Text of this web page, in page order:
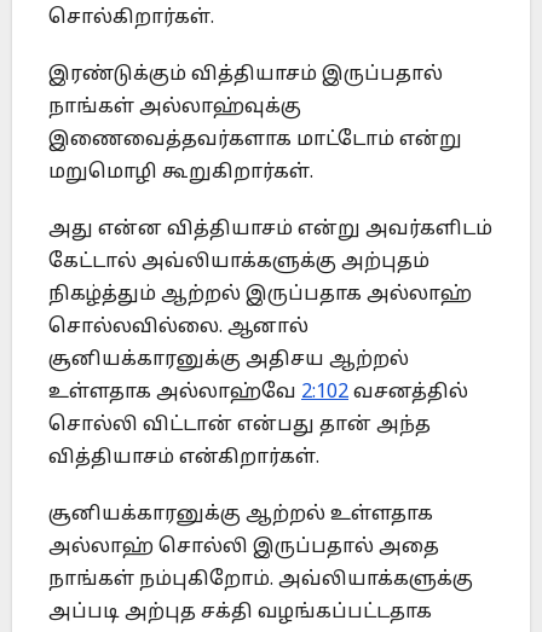
சொல்கிறார்கள்.
இரண்டுக்கும் வித்தியாசம் இருப்பதால்
நாங்கள் அல்லாஹ்வுக்கு
இணைவைத்தவர்களாக மாட்டோம் என்று
மறுமொழி கூறுகிறார்கள்.
அது என்ன வித்தியாசம் என்று அவர்களிடம்
கேட்டால் அவ்லியாக்களுக்கு அற்புதம்
நிகழ்த்தும் ஆற்றல் இருப்பதாக அல்லாஹ்
சொல்லவில்லை. ஆனால்
சூனியக்காரனுக்கு அதிசய ஆற்றல்
உள்ளதாக அல்லாஹ்வே 2:102 வசனத்தில்
சொல்லி விட்டான் என்பது தான் அந்த
வித்தியாசம் என்கிறார்கள்.
சூனியக்காரனுக்கு ஆற்றல் உள்ளதாக
அல்லாஹ் சொல்லி இருப்பதால் அதை
நாங்கள் நம்புகிறோம். அவ்லியாக்களுக்கு
அப்படி அற்புத சக்தி வழங்கப்பட்டதாக